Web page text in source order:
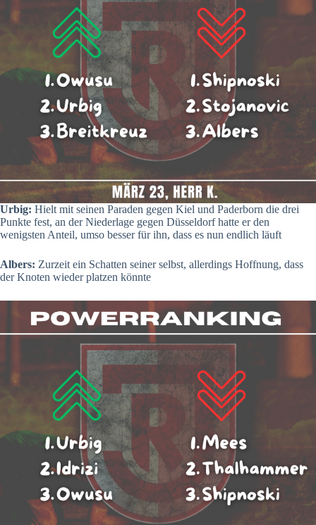
Urbig: Hielt mit seinen Paraden gegen Kiel und Paderborn die drei
Punkte fest, an der Niederlage gegen Düsseldorf hatte er den
wenigsten Anteil, umso besser für ihn, dass es nun endlich läuft
Albers: Zurzeit ein Schatten seiner selbst, allerdings Hoffnung, dass
der Knoten wieder platzen könnte